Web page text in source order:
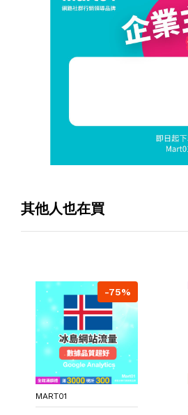
其他人也在買
-75%
MART01